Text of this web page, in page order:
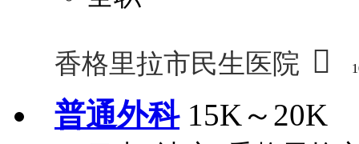
香格里拉市民生医院 
普通外科 15K～20K